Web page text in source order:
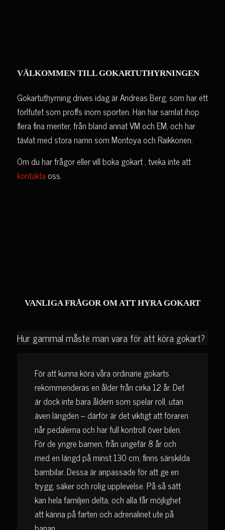
VÄLKOMMEN TILL GOKARTUTHYRNINGEN
Gokartuthyrning drives idag är Andreas Berg, som har ett
förlfutet som proffs inom sporten. Han har samlat ihop
flera fina meriter, från bland annat VM och EM, och har
tävlat med stora namn som Montoya och Raikkonen.
Om du har frågor eller vill boka gokart , tveka inte att
kontaktaoss.
VANLIGA FRÅGOR OM ATT HYRA GOKART
Hur gammal måste man vara för att köra gokart?
För att kunna köra våra ordinarie gokarts
rekommenderas en ålder från cirka 12 år. Det
är dock inte bara åldern som spelar roll, utan
även längden – därför är det viktigt att föraren
når pedalerna och har full kontroll över bilen.
För de yngre barnen, från ungefär 8 år och
med en längd på minst 130 cm, finns särskilda
barnbilar. Dessa är anpassade för att ge en
trygg, säker och rolig upplevelse. På så sätt
kan hela familjen delta, och alla får möjlighet
att känna på farten och adrenalinet ute på